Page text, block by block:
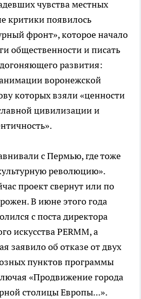
чувства местных
критики появилось
фронт», которое начало
общественности и писать
развития:
воронежской
которых взяли «ценности
цивилизации и
с Пермью, где тоже
революцию».
проект свернут или по
В июне этого года
с поста директора
искусства PERMM, а
заявило об отказе от двух
пунктов программы
«Продвижение города
столицы Европы...».